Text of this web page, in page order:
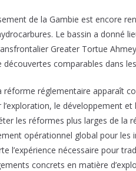
de la Gambie est encore
Le bassin a donné
Greater Tortue
comparables dans
réforme réglementaire apparaît
le développement
les réformes plus larges de la
opérationnel global pour
l’expérience nécessaire pour
concrets en matière